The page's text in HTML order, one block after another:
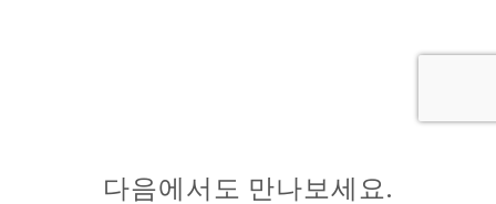
다음에서도 만나보세요.